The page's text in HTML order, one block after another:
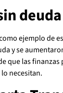
ejemplo de
y se
que las
necesitan.